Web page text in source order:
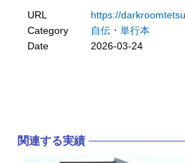
URL
https://
Category
自伝・単行本
Date
2026-03-24
関連する実績